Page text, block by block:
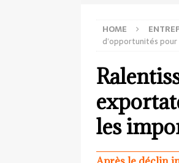
HOME
d’opportunités
les